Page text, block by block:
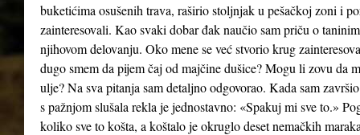
buketićima osušenih trava, raširio stoljnjak u pešačkoj zoni i
zainteresovali. Kao svaki dobar đak naučio sam priču o
njihovom delovanju. Oko mene se već stvorio krug
dugo smem da pijem čaj od majčine dušice? Mogu li zovu da
ulje? Na sva pitanja sam detaljno odgovorao. Kada sam
s pažnjom slušala rekla je jednostavno: «Spakuj mi sve to.»
koliko sve to košta, a koštalo je okruglo deset nemačkih